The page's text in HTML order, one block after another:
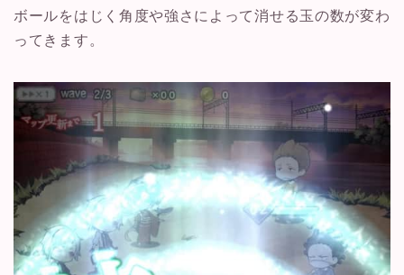
ボールをはじく角度や強さによって消せる玉の数が変わ
ってきます。